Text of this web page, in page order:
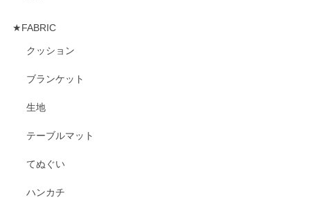
★FABRIC
クッション
ブランケット
生地
テーブルマット
てぬぐい
ハンカチ